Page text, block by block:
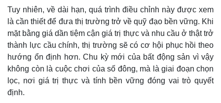
Tuy nhiên, về dài hạn, quá trình điều chỉnh này được xem
là cần thiết để đưa thị trường trở về quỹ đạo bền vững. Khi
mặt bằng giá dần tiệm cận giá trị thực và nhu cầu ở thật trở
thành lực cầu chính, thị trường sẽ có cơ hội phục hồi theo
hướng ổn định hơn. Chu kỳ mới của bất động sản vì vậy
không còn là cuộc chơi của số đông, mà là giai đoạn chọn
lọc, nơi giá trị thực và tính bền vững đóng vai trò quyết
định.